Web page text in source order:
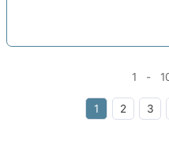
1 -
1 2 3